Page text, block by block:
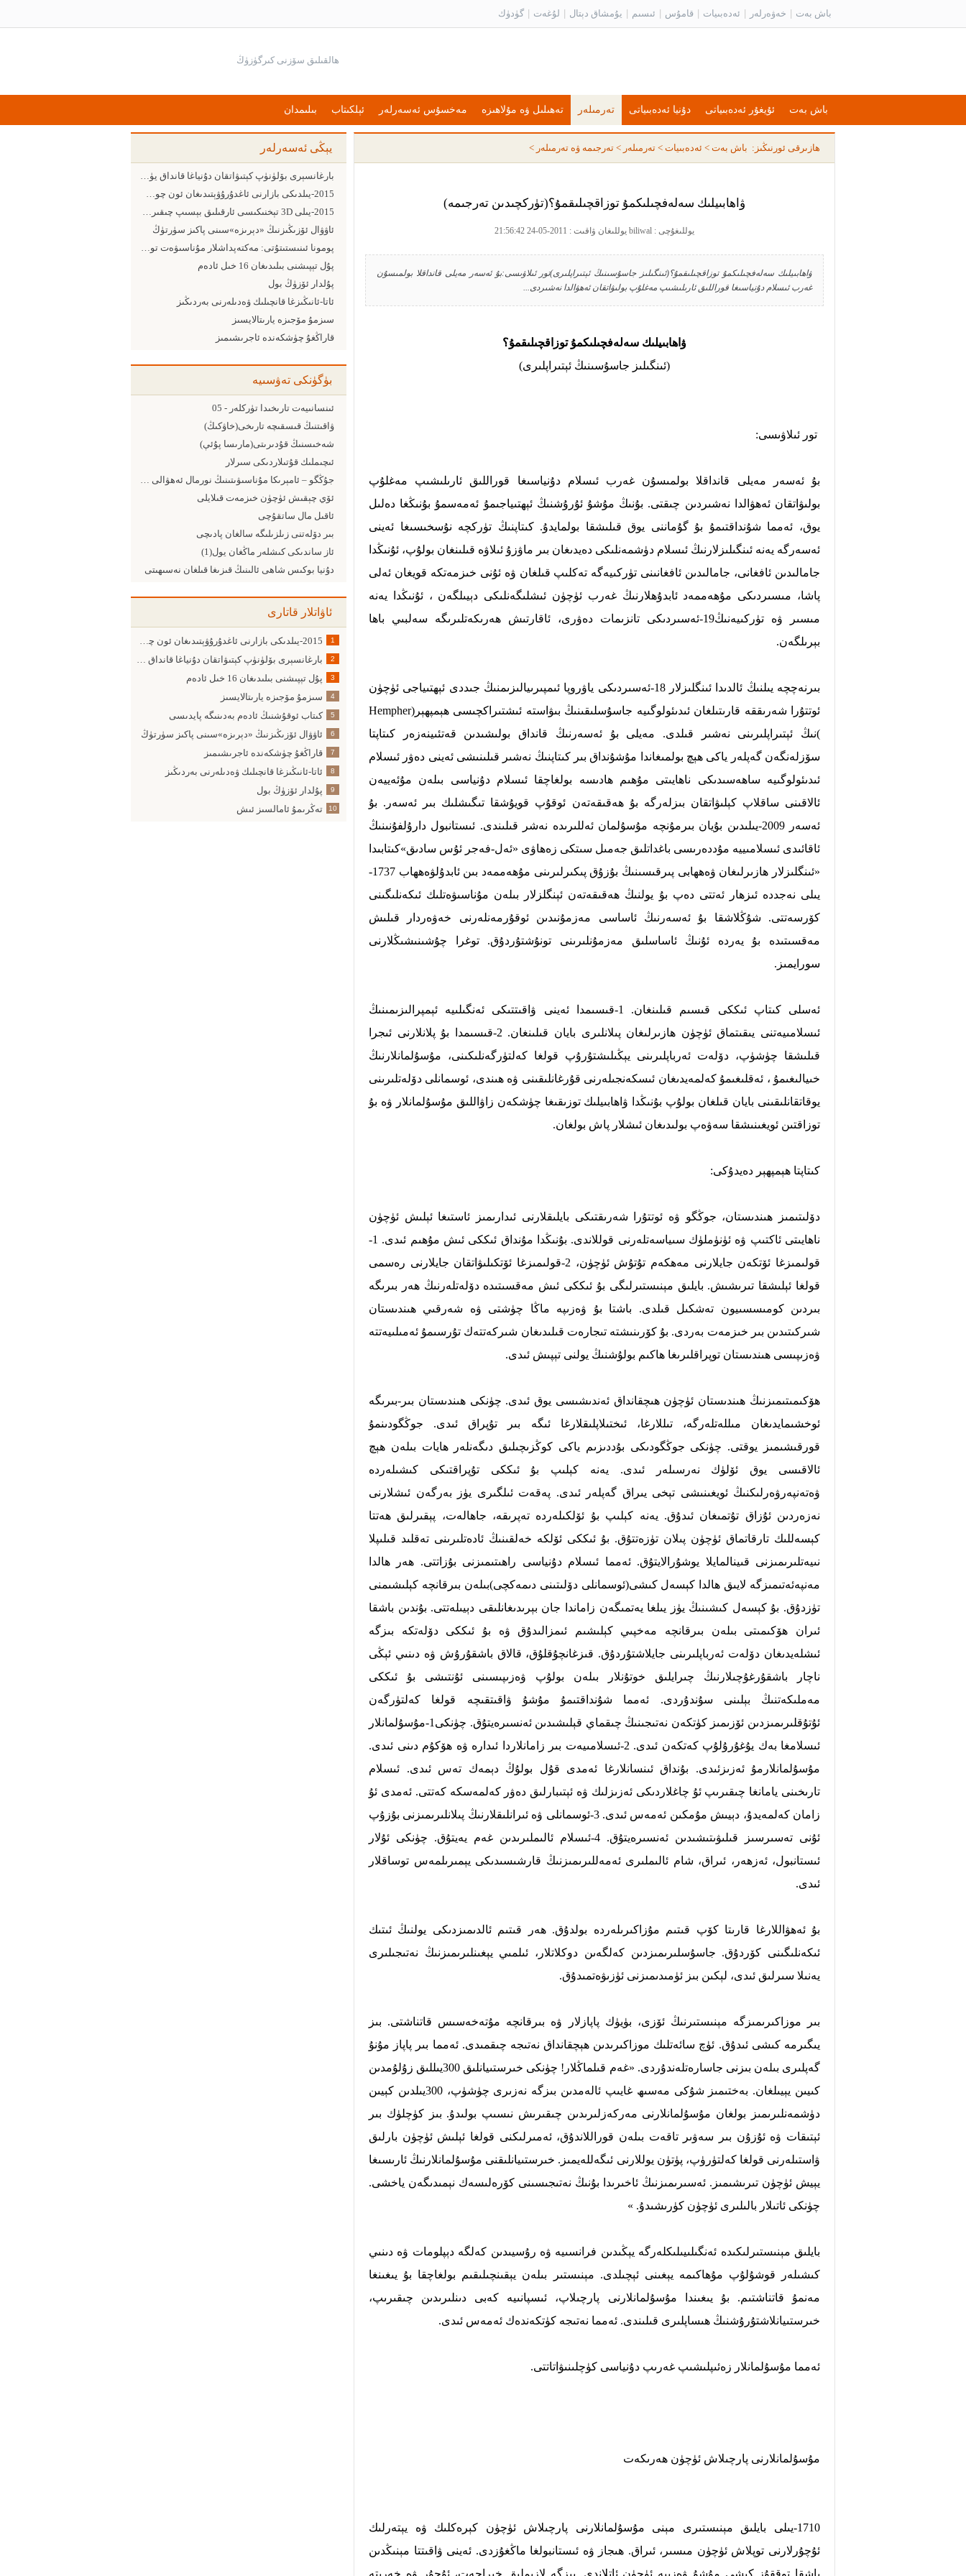
باش بەت خەۋەرلەر ئەدەبىيات قامۇس ئىسىم يۇمشاق دېتال لۇغەت گۈدۈك
باش بەت ئۇيغۇر ئەدەبىياتى دۇنيا ئەدەبىياتى تەرمىلەر تەھىلىل ۋە مۇلاھىزە مەخسۇس ئەسەرلەر ئېلكىتاب بىلىمدان
يېڭى ئەسەرلەر
بارغانسېرى بۆلۈنۈپ كېتىۋاتقان دۇنياغا قانداق يۈزلىنىش كېرەك
2015-يىلدىكى بازارنى ئاغدۇرۇۋېتىدىغان ئون چوڭ ئامىل
2015-يىلى 3D تېخنىكىسى ئارقىلىق بېسىپ چىقىرىش ساھەسىدىكى 5 چوڭ يۈزلىنىش
ئاۋۋال ئۆزىڭىزنىڭ «دېرىزە»سىنى پاكىز سۈرتۈڭ
پومونا ئىنىستىتۇتى: مەكتەپداشلار مۇناسىۋەت تورىدىن پايدىلىنىشقا ئەڭ ماھىر ئىنىست
پۇل تېپىشنى بىلىدىغان 16 خىل ئادەم
پۇلدار ئۆزۈڭ بول
ئاتا-ئانىڭىزغا قانچىلىك ۋەدىلەرنى بەردىڭىز
سىزمۇ مۆجىزە يارىتالايسىز
قاراڭغۇ چۈشكەندە ئاجرىشىمىز
بۈگۈنكى تەۋسىيە
ئىنسانىيەت تارىخىدا تۈركلەر - 05
ۋاقىتنىڭ قىسقىچە تارىخى(خاۋكىڭ)
شەخىسنىڭ قۇدىرىتى(مارىسا پۇئې)
ئىچىملىك قۇتىلاردىكى سىرلار
جۇڭگو – ئامېرىكا مۇناسىۋىتىنىڭ نورمال ئەھۋالى دېگەن نېمە؟
ئۆي چېقىش ئۈچۈن خىزمەت قىلايلى
ئاقىل مال ساتقۇچى
بىر دۆلەتنى زىلزىلىگە سالغان پادىچى
ئاز ساندىكى كىشلەر ماڭغان يول(1)
دۇنيا بوكىس شاھى ئالىنىڭ قىزىغا قىلغان نەسىھىتى
ئاۋاتلار قاتارى
1 2015-يىلدىكى بازارنى ئاغدۇرۇۋېتىدىغان ئون چوڭ ئامىل
2 بارغانسېرى بۆلۈنۈپ كېتىۋاتقان دۇنياغا قانداق يۈزلىنىش كېرەك
3 پۇل تېپىشنى بىلىدىغان 16 خىل ئادەم
4 سىزمۇ مۆجىزە يارىتالايسىز
5 كىتاب ئوقۇشنىڭ ئادەم بەدىنىگە پايدىسى
6 ئاۋۋال ئۆزىڭىزنىڭ «دېرىزە»سىنى پاكىز سۈرتۈڭ
7 قاراڭغۇ چۈشكەندە ئاجرىشىمىز
8 ئاتا-ئانىڭىزغا قانچىلىك ۋەدىلەرنى بەردىڭىز
9 پۇلدار ئۆزۈڭ بول
10 تەڭرىمۇ ئامالسىز ئىش
ھازىرقى ئورنىڭىز: باش بەت > ئەدەبىيات > تەرمىلەر > تەرجىمە ۋە تەرمىلەر >
ۋاھابىيلىك سەلەفچىلىكمۇ توزاقچىلىقمۇ؟(تۈركچىدىن تەرجىمە)
يوللىغۇچى : biliwal يوللىغان ۋاقىت : 2011-05-24 21:56:42
ۋاھابىيلىك سەلەفچىلىكمۇ توزاقچىلىقمۇ؟(ئىنگىلىز جاسۇسىنىڭ ئېتىراپلىرى)تور ئىلاۋىسى:بۇ ئەسەر مەيلى قانداقلا بولمىسۇن
غەرب ئىسلام دۇنياسىغا قوراللىق ئارىلىشىپ مەغلۇپ بولىۋاتقان ئەھۋالدا نەشىردى...
ۋاھابىيلىك سەلەفچىلىكمۇ توزاقچىلىقمۇ؟
(ئىنگىلىز جاسۇسىنىڭ ئېتىراپلىرى)
تور ئىلاۋىسى:
بۇ ئەسەر مەيلى قانداقلا بولمىسۇن غەرب ئىسلام دۇنياسىغا قوراللىق ئارىلىشىپ مەغلۇپ
بولىۋاتقان ئەھۋالدا نەشىردىن چىقتى. بۇنىڭ مۇشۇ ئۇرۇشنىڭ ئېھتىياجىمۇ ئەمەسمۇ بۇنىڭغا دەلىل
يوق، ئەمما شۇنداقتىمۇ بۇ گۇماننى يوق قىلىشقا بولمايدۇ. كىتاپنىڭ تۈركچە نۇسخىسىغا ئەينى
ئەسەرگە يەنە ئىنگىلىزلارنىڭ ئىسلام دۈشمەنلىكى دەيدىغان بىر ماۋزۇ ئىلاۋە قىلىنغان بولۇپ، ئۇنىڭدا
جامالىدىن ئافغانى، جامالىدىن ئافغانىنى تۈركىيەگە تەكلىپ قىلغان ۋە ئۇنى خىزمەتكە قويغان ئەلى
پاشا، مىسىردىكى مۇھەممەد ئابدۇھلارنىڭ غەرب ئۈچۈن ئىشلىگەنلىكى دېيىلگەن ، ئۇنىڭدا يەنە
مىسىر ۋە تۈركىيەنىڭ19-ئەسىردىكى تانزىمات دەۋرى، ئاقارتىش ھەرىكەتلىرىگە سەلبىي باھا
بېرىلگەن.
بىرنەچچە يىلنىڭ ئالدىدا ئىنگلىزلار 18-ئەسىردىكى ياۋروپا ئىمپىرىيالىزىمنىڭ جىددى ئېھتىياجى ئۈچۈن
ئوتتۇرا شەرىققە قارىتىلغان ئىدىئولوگىيە جاسۇسلىقىنىڭ بىۋاستە ئىشتىراكچىسى ھېمپھېر(Hempher
)نىڭ ئېتىراپلىرىنى نەشىر قىلدى. مەيلى بۇ ئەسەرنىڭ قانداق بولىشىدىن قەتئىينەزەر كىتاپتا
سۆزلەنگەن گەپلەر ياكى ھېچ بولمىغاندا مۇشۇنداق بىر كىتاپنىڭ نەشىر قىلىنىشى ئەينى دەۋر ئىسلام
ئىدىئولوگىيە ساھەسىدىكى ناھايىتى مۇھىم ھادىسە بولغاچقا ئىسلام دۇنياسى بىلەن مۇئەييەن
ئالاقىنى ساقلاپ كېلىۋاتقان بىزلەرگە بۇ ھەقىقەتەن ئوقۇپ قويۇشقا تىگىشلىك بىر ئەسەر. بۇ
ئەسەر 2009-يىلىدىن بۇيان بىرمۇنچە مۇسۇلمان ئەللىرىدە نەشر قىلىندى. ئىستانبول دارۇلفۇنىنىڭ
ئاقائىدى ئىسلامىييە مۇددەرىسى باغداتلىق جەمىل سىتكى زەھاۋى «ئەل-فەجر ئۇس سادىق»كىتابىدا
«ئىنگلىزلار ھازىرلىغان ۋەھھابى پىرقىسىنىڭ بۇزۇق پىكىرلىرىنى مۇھەممەد بىن ئابدۇلۋەھھاب 1737-
يىلى نەجددە ئىزھار ئەتتى دەپ بۇ يولنىڭ ھەقىقەتەن ئېنگلزلار بىلەن مۇناسىۋەتلىك ئىكەنلىگىنى
كۆرسەتتى. شۇڭلاشقا بۇ ئەسەرنىڭ ئاساسى مەزمۇنىدىن ئوقۇرمەنلەرنى خەۋەردار قىلىش
مەقسىتىدە بۇ يەردە ئۇنىڭ ئاساسلىق مەزمۇنلىرىنى تونۇشتۇردۇق. توغرا چۇشىنىشىڭلارنى
سورايمىز.
ئەسلى كىتاپ ئىككى قىسىم قىلىنغان. 1-قىسىمدا ئەينى ۋاقىتتىكى ئەنگىلىيە ئېمپرالىزىمىنىڭ
ئىسلامىيەتنى يىقىتماق ئۈچۈن ھازىرلىغان پىلانلىرى بايان قىلىنغان. 2-قىسىمدا بۇ پلانلارنى ئىجرا
قىلىشقا چۈشۈپ، دۆلەت ئەرباپلىرىنى يېڭىلىشتۇرۇپ قولغا كەلتۈرگەنلىكىنى، مۇسۇلمانلارنىڭ
خىيالىغىمۇ ، ئەقلىغىمۇ كەلمەيدىغان ئىسكەنجىلەرنى قۇرغانلىقىنى ۋە ھىندى، ئوسمانلى دۆلەتلىرىنى
يوقاتقانلىقىنى بايان قىلغان بولۇپ بۇنىڭدا ۋاھابىيلىك توزىقىغا چۈشكەن زاۋاللىق مۇسۇلمانلار ۋە بۇ
توزاقتىن ئويغىنىشقا سەۋەپ بولىدىغان ئىشلار پاش بولغان.
كىتاپتا ھېمپھېر دەيدۇكى:
دۆلىتىمىز ھىندىستان، جوڭگو ۋە ئوتتۇرا شەرىقتىكى بايلىقلارنى ئىدارىمىز ئاستىغا ئېلىش ئۈچۈن
ناھايىتى ئاكتىپ ۋە ئۈنۈملۈك سىياسەتلەرنى قوللاندى. بۇنىڭدا مۇنداق ئىككى ئىش مۇھىم ئىدى. 1-
قولىمىزغا ئۆتكەن جايلارنى مەھكەم تۇتۇش ئۈچۈن، 2-قولىمىزغا ئۆتكىلىۋاتقان جايلارنى رەسمى
قولغا ئېلىشقا تىرىشىش. بايلىق مېنىستىرلىگى بۇ ئىككى ئىش مەقسىتىدە دۆلەتلەرنىڭ ھەر بىرىگە
بىردىن كومىسسىيون تەشكىل قىلدى. باشتا بۇ ۋەزىپە ماڭا چۈشتى ۋە شەرقىي ھىندىستان
شىركىتىدىن بىر خىزمەت بەردى. بۇ كۆرىنىشتە تىجارەت قىلىدىغان شىركەتتەك تۇرسىمۇ ئەمىلىيەتتە
ۋەزىپىسى ھىندىستان توپراقلىرىغا ھاكىم بولۇشنىڭ يولنى تېپىش ئىدى.
ھۆكىمىتىمىزنىڭ ھىندىستان ئۈچۈن ھىچقانداق ئەندىشىسى يوق ئىدى. چۈنكى ھىندىستان بىر-بىرىگە
ئوخشىمايدىغان مىللەتلەرگە، تىللارغا، ئىختىلاپلىقلارغا ئىگە بىر تۇپراق ئىدى. جوڭگودىنمۇ
قورقىشىمىز يوقتى. چۈنكى جوڭگودىكى بۇددىزىم ياكى كوڭزىچىلىق دىگەنلەر ھايات بىلەن ھېچ
ئالاقىسى يوق ئۆلۈك نەرسىلەر ئىدى. يەنە كېلىپ بۇ ئىككى تۇپراقتىكى كىشىلەردە
ۋەتەنپەرۋەرلىكنىڭ ئويغىنىشى تېخى يىراق گەپلەر ئىدى. پەقەت ئىلگىرى يۈز بەرگەن ئىشلارنى
نەزەردىن ئۇزاق تۇتمىغان ئىدۇق. يەنە كېلىپ بۇ ئۆلكىلەردە تەپرىقە، جاھالەت، پېقىرلىق ھەتتا
كېسەللىك تارقاتماق ئۈچۈن پىلان تۈزەتتۇق. بۇ ئىككى ئۆلكە خەلقىنىڭ ئادەتلىرىنى تەقلىد قىلىپلا
نىيەتلىرىمىزنى قىينالمايلا يوشۇرالايتۇق. ئەمما ئىسلام دۇنياسى راھىتىمىزنى بۇزاتتى. ھەر ھالدا
مەنپەئەتىمىزگە لايىق ھالدا كېسەل كىشى(ئوسمانلى دۆلىتىنى دىمەكچى)بىلەن بىرقانچە كېلىشىمنى
تۈزدۇق. بۇ كېسەل كىشىنىڭ يۈز يىلغا يەتمىگەن زاماندا جان بېرىدىغانلىقى دېيىلەتتى. بۇندىن باشقا
ئىران ھۆكىمىتى بىلەن بىرقانچە مەخپىي كېلىشىم ئىمزالىدۇق ۋە بۇ ئىككى دۆلەتكە بىزگە
ئىشلەيدىغان دۆلەت ئەرباپلىرىنى جايلاشتۇردۇق. قىزغانچۇقلۇق، قالاق باشقۇرۇش ۋە دىنىي ئېڭى
ناچار باشقۇرغۇچىلارنىڭ چىرايلىق خوتۇنلار بىلەن بولۇپ ۋەزىپىسىنى ئۇنتىشى بۇ ئىككى
مەملىكەتنىڭ بېلىنى سۇندۇردى. ئەمما شۇنداقتىمۇ مۇشۇ ۋاقىتقىچە قولغا كەلتۈرگەن
ئۇتۇقلىرىمىزدىن ئۆزىمىز كۈتكەن نەتىجىنىڭ چىقماي قېلىشىدىن ئەنسىرەيتۇق. چۈنكى1-مۇسۇلمانلار
ئىسلامغا بەك يۇغۇرۇلۇپ كەتكەن ئىدى. 2-ئىسلامىيەت بىر زامانلاردا ئىدارە ۋە ھۆكۇم دىنى ئىدى.
مۇسۇلمانلارمۇ ئەزىزئىدى. بۇنداق ئىنسانلارغا ئەمدى قۇل بولۇڭ دېمەك تەس ئىدى. ئىسلام
تارىخىنى يامانغا چىقىرىپ ئۇ چاغلاردىكى ئەزىزلىك ۋە ئېتىبارلىق دەۋر كەلمەسكە كەتتى. ئەمدى ئۇ
زامان كەلمەيدۇ، دېيىش مۇمكىن ئەمەس ئىدى. 3-ئوسمانلى ۋە ئىرانلىقلارنىڭ پىلانلىرىمىزنى بۇزۇپ
ئۇنى تەسىرسىز قىلىۋىتىشىدىن ئەنسىرەيتۇق. 4-ئىسلام ئالىملىرىدىن غەم يەيتۇق. چۈنكى ئۇلار
ئىستانبول، ئەزھەر، ئىراق، شام ئالىملىرى ئەمەللىرىمىزنىڭ قارشىسىدىكى يېمىرىلمەس توساقلار
ئىدى.
بۇ ئەھۋاللارغا قارىتا كۆپ قىتىم مۇزاكىرىلەردە بولدۇق. ھەر قىتىم ئالدىمىزدىكى يولنىڭ ئىتىك
ئىكەنلىگىنى كۆردۇق. جاسۇسلىرىمىزدىن كەلگەىن دوكلاتلار، ئىلمىي يېغىنلىرىمىزنىڭ نەتىجىلىرى
يەنىلا سىرلىق ئىدى، لېكىن بىز ئۈمىدىمىزنى ئۈزىۋەتمىدۇق.
بىر موزاكىرىمىزگە مېنىستىرنىڭ ئۆزى، بۈيۈك پاپازلار ۋە بىرقانچە مۇتەخەسىس قاتناشتى. بىز
يىگىرمە كىشى ئىدۇق. ئۈچ سائەتلىك موزاكىرىدىن ھېچقانداق نەتىجە چىقمىدى. ئەمما بىر پاپاز مۇنۇ
گەپلىرى بىلەن بىزنى جاسارەتلەندۇردى. «غەم قىلماڭلار! چۈنكى خىرستىيانلىق 300يىللىق زۇلۇمدىن
كىيىن يېيىلغان. بەختىمىز شۇكى مەسىھ غايىپ ئالەمدىن بىزگە نەزىرى چۈشۈپ، 300يىلدىن كېيىن
دۈشمەنلىرىمىز بولغان مۇسۇلمانلارنى مەركەزلىرىدىن چىقىرىش نىسىپ بولىدۇ. بىز كۈچلۈك بىر
ئېتىقات ۋە ئۇزۇن بىر سەۋىر تاقەت بىلەن قوراللاندۇق، ئەمىرلىكنى قولغا ئېلىش ئۈچۈن بارلىق
ۋاستىلەرنى قولغا كەلتۈرۈپ، پۈتۈن يوللارنى ئىگەللەيمىز. خىرستىيانلىقنى مۇسۇلمانلارنىڭ ئارىسىغا
يېيش ئۈچۈن تىرىشىمىز. ئەسىرىمىزنىڭ ئاخىرىدا بۇنىڭ نەتىجىسىنى كۆرەلىسەك نېمىدىگەن ياخشى.
چۈنكى ئاتىلار بالىلىرى ئۈچۈن كۈرىشىدۇ. »
بايلىق مېنىستىرلىكىدە ئەنگىلىيىلىكلەرگە يېڭىدىن فرانسىيە ۋە رۇسيىدىن كەلگە دېپلومات ۋە دىنىي
كىشىلەر قوشۇلۇپ مۇھاكىمە يېغىنى ئېچىلدى. مېنىستىر بىلەن يېقىنچىلىقىم بولغاچقا بۇ يىغىنغا
مەنمۇ قاتناشتىم. بۇ يىغىندا مۇسۇلمانلارنى پارچىلاپ، ئىسپانىيە كەبى دىنلىرىدىن چىقىرىپ،
خىرستىيانلاشتۇرۇشنىڭ ھىساپلىرى قىلىندى. ئەمما نەتىجە كۈتكەندەك ئەمەس ئىدى.
ئەمما مۇسۇلمانلار زەئىپلىشىپ غەرىپ دۇنياسى كۈچلىنىۋاتاتتى.
مۇسۇلمانلارنى پارچىلاش ئۈچۈن ھەرىكەت
1710-يىلى بايلىق مېنىستىرى مېنى مۇسۇلمانلارنى پارچىلاش ئۈچۈن كېرەكلىك ۋە يېتەرلىك
ئۇچۇرلارنى توپلاش ئۈچۈن مىسىر، ئىراق. ھىجاز ۋە ئىستانبولغا ماڭغۇزدى. ئەينى ۋاقىتتا مېنىڭدىن
باشقا توققۇز كىشى مۇشۇ ۋەزىپە ئۈچۈن ئاتلاندى. بىزگە لازىملىق خىراجەت، ئۇچۇر ۋە خەرىتە